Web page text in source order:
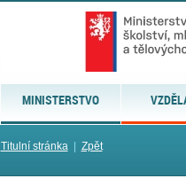
MINISTERSTVO
Titulní stránka| Zpět